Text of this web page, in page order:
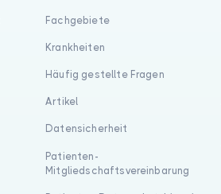
Fachgebiete
Krankheiten
Häufig gestellte Fragen
Artikel
Datensicherheit
Patienten-
Mitgliedschaftsvereinbarung